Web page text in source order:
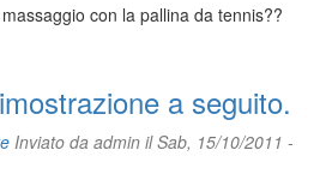
con la pallina da tennis??
a seguito.
Inviato da admin il Sab, 15/10/2011 -